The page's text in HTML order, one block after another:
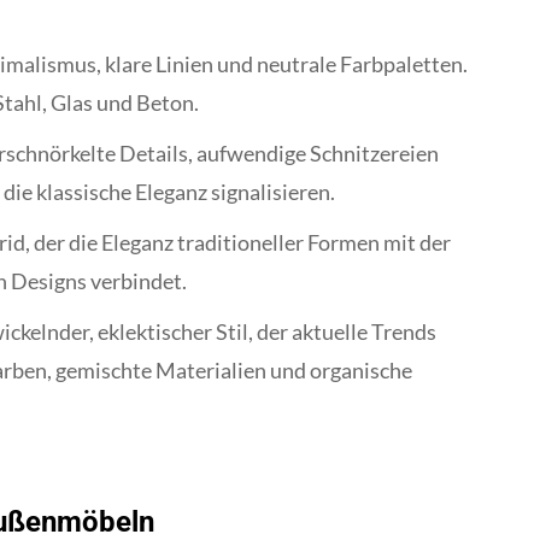
klare Linien und neutrale Farbpaletten.
Glas und Beton.
Details, aufwendige Schnitzereien
klassische Eleganz signalisieren.
der die Eleganz traditioneller Formen mit der
Designs verbindet.
eklektischer Stil, der aktuelle Trends
gemischte Materialien und organische